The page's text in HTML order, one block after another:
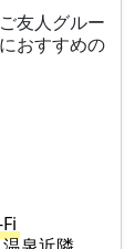
友人グルー
おすすめの